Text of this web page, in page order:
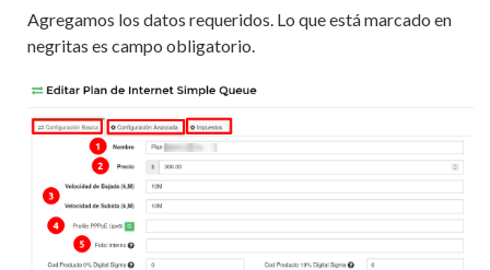
Agregamos los datos requeridos. Lo que está marcado en
negritas es campo obligatorio.